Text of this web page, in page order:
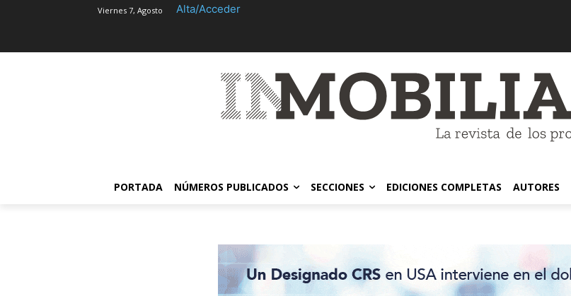
Viernes 7, Agosto Alta/Acceder
PORTADA NÚMEROS PUBLICADOS SECCIONES EDICIONES COMPLETAS AUTORES